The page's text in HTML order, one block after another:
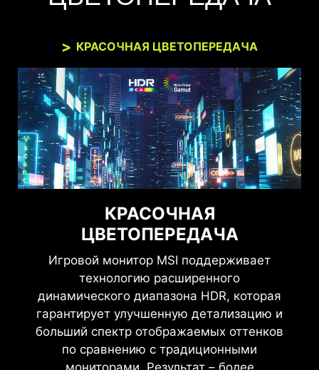
КРАСОЧНАЯ ЦВЕТОПЕРЕДАЧА
КРАСОЧНАЯ
ЦВЕТОПЕРЕДАЧА
Игровой монитор MSI поддерживает
технологию расширенного
динамического диапазона HDR, которая
гарантирует улучшенную детализацию и
больший спектр отображаемых оттенков
по сравнению с традиционными